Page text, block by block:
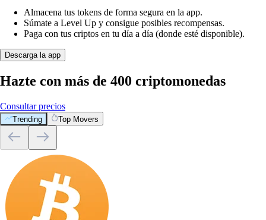
Almacena tus tokens de forma segura en la app.
Súmate a Level Up y consigue posibles recompensas.
Paga con tus criptos en tu día a día (donde esté disponible).
Descarga la app
Hazte con más de 400 criptomonedas
Consultar precios
Trending Top Movers